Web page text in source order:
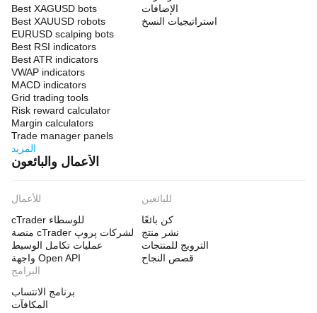
Best XAGUSD bots
Best XAUUSD robots
EURUSD scalping bots
Best RSI indicators
Best ATR indicators
VWAP indicators
MACD indicators
Grid trading tools
Risk reward calculator
Margin calculators
Trade manager panels
المزيد
الإضافات
استراتيجيات النسخ
الأعمال والبائعون
للأعمال
cTrader للوسطاء
منصة cTrader لشركات پروپ
عمليات تكامل الوسيط
واجهة Open API
للبائعين
كن بائعًا
نشر منتج
الترويج للمنتجات
قصص النجاح
البرامج
برنامج الانتساب
المكافآت